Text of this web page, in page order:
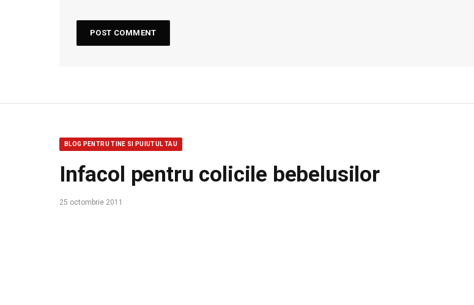
BLOG PENTRU TINE SI PUIUTUL TAU
Infacol pentru colicile bebelusilor
25 octombrie 2011